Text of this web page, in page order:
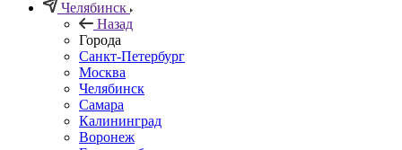
Челябинск
Назад
Города
Санкт-Петербург
Москва
Челябинск
Самара
Калининград
Воронеж